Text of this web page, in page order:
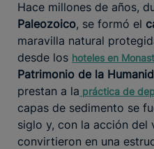
Hace millones de años,
Paleozoico, se formó el
maravilla natural
desde los hoteles en
Patrimonio de la
prestan a la práctica de
capas de sedimento se
siglo y, con la acción del
convirtieron en una